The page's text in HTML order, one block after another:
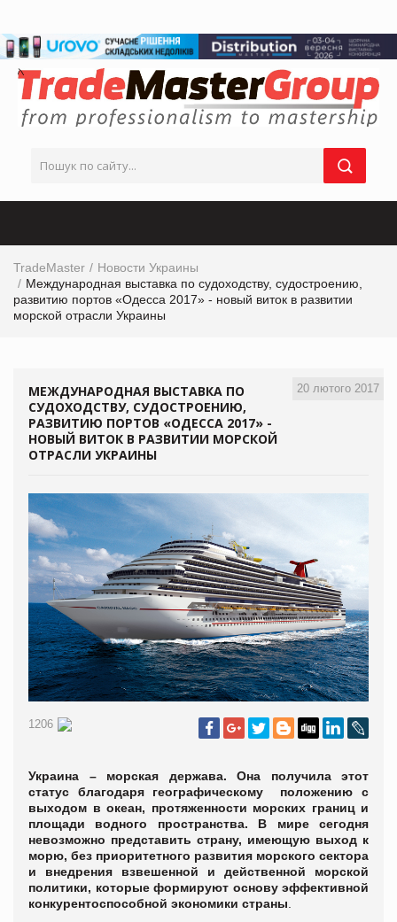
TradeMaster
Новости Украины
Международная выставка по судоходству, судостроению,
развитию портов «Одесса 2017» - новый виток в развитии
морской отрасли Украины
20 лютого 2017
МЕЖДУНАРОДНАЯ ВЫСТАВКА ПО
СУДОХОДСТВУ, СУДОСТРОЕНИЮ,
РАЗВИТИЮ ПОРТОВ «ОДЕССА 2017» -
НОВЫЙ ВИТОК В РАЗВИТИИ МОРСКОЙ
ОТРАСЛИ УКРАИНЫ
1206
Украина – морская держава. Она получила этот
статус благодаря географическому положению с
выходом в океан, протяженности морских границ и
площади водного пространства. В мире сегодня
невозможно представить страну, имеющую выход к
морю, без приоритетного развития морского сектора
и внедрения взвешенной и действенной морской
политики, которые формируют основу эффективной
конкурентоспособной экономики страны